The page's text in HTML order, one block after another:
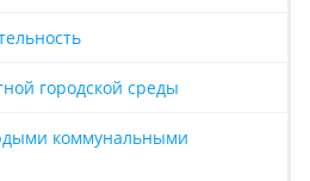
городской среды
коммунальными